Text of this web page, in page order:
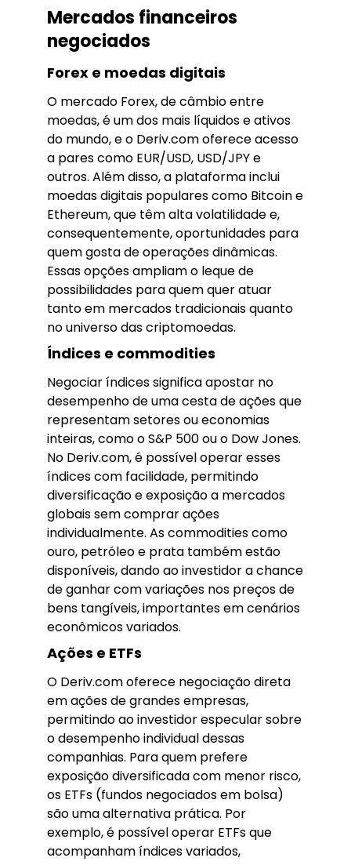
Mercados financeiros
negociados
Forex e moedas digitais
O mercado Forex, de câmbio entre
moedas, é um dos mais líquidos e ativos
do mundo, e o Deriv.com oferece acesso
a pares como EUR/USD, USD/JPY e
outros. Além disso, a plataforma inclui
moedas digitais populares como Bitcoin e
Ethereum, que têm alta volatilidade e,
consequentemente, oportunidades para
quem gosta de operações dinâmicas.
Essas opções ampliam o leque de
possibilidades para quem quer atuar
tanto em mercados tradicionais quanto
no universo das criptomoedas.
Índices e commodities
Negociar índices significa apostar no
desempenho de uma cesta de ações que
representam setores ou economias
inteiras, como o S&P 500 ou o Dow Jones.
No Deriv.com, é possível operar esses
índices com facilidade, permitindo
diversificação e exposição a mercados
globais sem comprar ações
individualmente. As commodities como
ouro, petróleo e prata também estão
disponíveis, dando ao investidor a chance
de ganhar com variações nos preços de
bens tangíveis, importantes em cenários
econômicos variados.
Ações e ETFs
O Deriv.com oferece negociação direta
em ações de grandes empresas,
permitindo ao investidor especular sobre
o desempenho individual dessas
companhias. Para quem prefere
exposição diversificada com menor risco,
os ETFs (fundos negociados em bolsa)
são uma alternativa prática. Por
exemplo, é possível operar ETFs que
acompanham índices variados,